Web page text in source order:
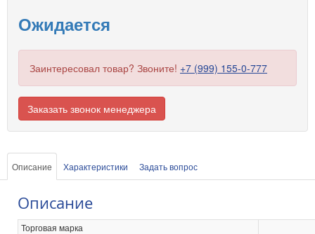
Ожидается
Заинтересовал товар? Звоните! +7 (999) 155-0-777
Заказать звонок менеджера
Описание Характеристики Задать вопрос
Описание
Торговая марка